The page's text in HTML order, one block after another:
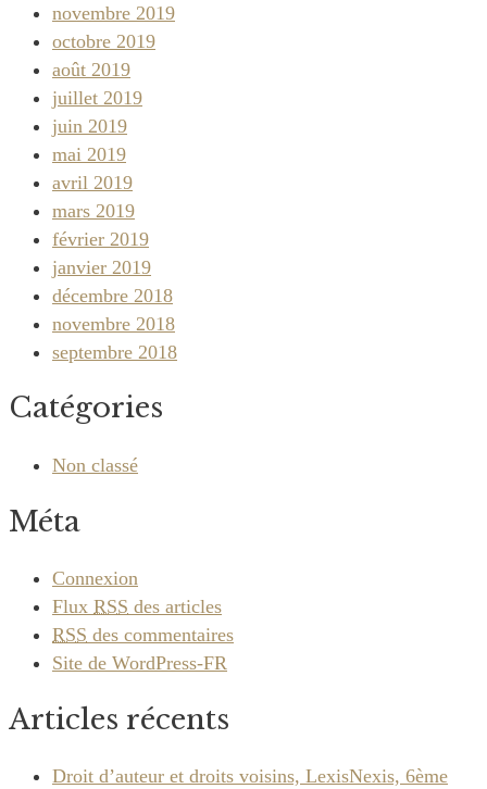
novembre 2019
octobre 2019
août 2019
juillet 2019
juin 2019
mai 2019
avril 2019
mars 2019
février 2019
janvier 2019
décembre 2018
novembre 2018
septembre 2018
Catégories
Non classé
Méta
Connexion
Flux RSS des articles
RSS des commentaires
Site de WordPress-FR
Articles récents
Droit d’auteur et droits voisins, LexisNexis, 6ème